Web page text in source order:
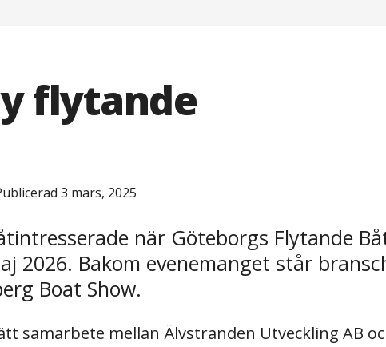
flytande
3 mars, 2025
när Göteborgs Flytande
2026. Bakom evenemanget står
Boat Show.
samarbete mellan Älvstranden Utveckling AB